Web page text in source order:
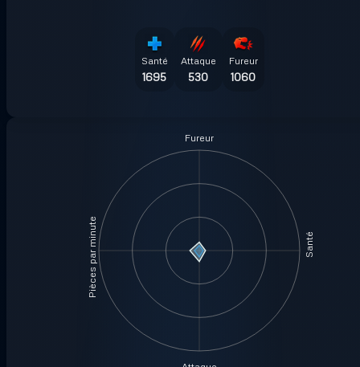
Santé
1695
Attaque
530
Fureur
1060
Fureur
Santé
Pièces par minute